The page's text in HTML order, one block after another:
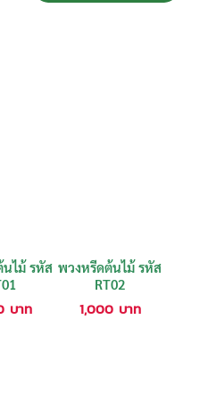
ไม้ รหัส
บาท
พวงหรีดต้นไม้ รหัส
RT02
1,000 บาท